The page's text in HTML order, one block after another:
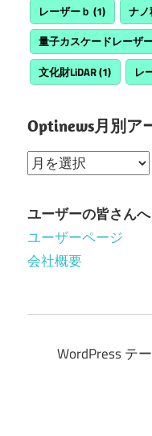
レーザーｂ (1) ナ
量子カスケードレーザー
文化財LiDAR(1) レ
Optinews月別ア
Optinews
別
ア
ー
ユーザーの皆さんへ
ユーザーページ
会社概要
WordPress テ